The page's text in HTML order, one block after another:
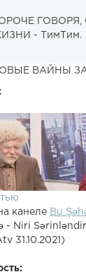
ГОВОРЯ,
- ТимТим.
ВАЙНЫ ЗА
канеле Bu
- Niri
31.10.2021)